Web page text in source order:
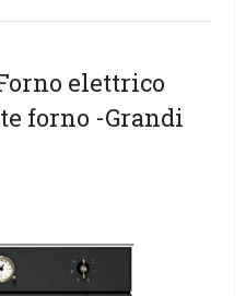
elettrico
forno -Grandi